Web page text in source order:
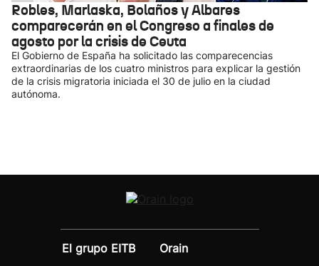
Robles, Marlaska, Bolaños y Albares
comparecerán en el Congreso a finales de
agosto por la crisis de Ceuta
El Gobierno de España ha solicitado las comparecencias
extraordinarias de los cuatro ministros para explicar la gestión
de la crisis migratoria iniciada el 30 de julio en la ciudad
autónoma.
El grupo EITB
Orain